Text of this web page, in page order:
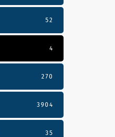
52
4
270
3904
35